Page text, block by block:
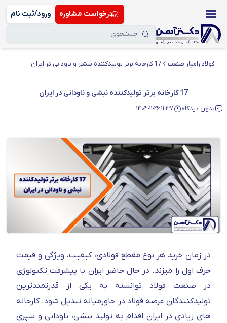
درخواست مشاوره ورود/ثبت نام
فولاد رامیار صنعت 17 کارخانه برتر تولیدکننده نبشی و ناودانی در ایران
17 کارخانه برتر تولیدکننده نبشی و ناودانی در ایران
بدون دیدگاه 1404-11-26 11:37
در زمان خرید هر نوع مقطع فولادی، کیفیت، ویژگی و قیمت
حرف اول را میزند. در حال حاضر ایران با پیشرفت تکنولوژی
در صنعت فولاد توانسته به یکی از قدرتمندترین
تولیدکنندگان عرصه فولاد در خاورمیانه تبدیل شود. کارخانه
های زیادی در ایران اقدام به تولید نبشی، ناودانی و سپری